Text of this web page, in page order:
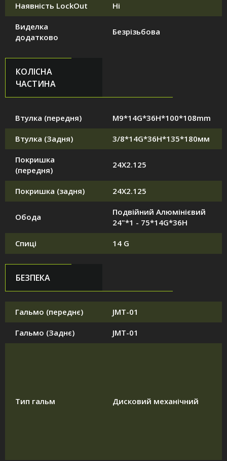
Наявність LockOut Ні
Виделка
додатково
Безрізьбова
КОЛІСНА
ЧАСТИНА
Втулка (передня) M9*14G*36H*100*108mm
Втулка (Задня) 3/8*14G*36H*135*180мм
Покришка
(передня)
24X2.125
Покришка (задня) 24X2.125
Обода
Подвійний Алюмінієвий
24"*1 - 75*14G*36H
Спиці 14 G
БЕЗПЕКА
Гальмо (переднє) JMT-01
Гальмо (Заднє) JMT-01
Тип гальм Дисковий механічний